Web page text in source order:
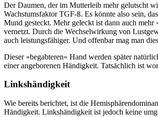
Der Daumen, der im Mutterleib mehr gelutscht
Wachstumsfaktor TGF-ß. Es könnte also sein,
Mund gesteckt. Mehr geleckt ist dann auch
vernetzt. Durch die Wechselwirkung von
auch leistungsfähiger. Und offenbar mag man
Dieser »begabteren« Hand werden später
einer angeborenen Händigkeit. Tatsächlich ist
Linkshändigkeit
Wie bereits berichtet, ist die
Händigkeit. Linkshändigkeit ist jedoch keine